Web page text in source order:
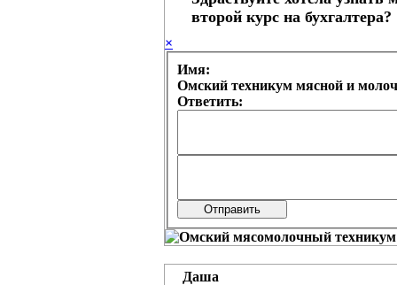
второй курс на бухгалтера?
×
Имя:
Омский техникум мясной и
Ответить:
Даша